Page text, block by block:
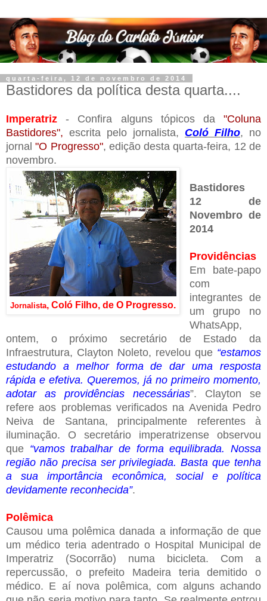
quarta-feira, 12 de novembro de 2014
Bastidores da política desta quarta....
Imperatriz- Confira alguns tópicos da"Coluna
Bastidores", escrita pelo jornalista, Coló Filho, no
jornal"O Progresso", edição desta quarta-feira, 12 de
novembro.
Jornalista, Coló Filho, de O Progresso.
Bastidores
12 de
Novembro de
2014
Providências
Em bate-papo
com
integrantes de
um grupo no
WhatsApp,
ontem, o próximo secretário de Estado da
Infraestrutura, Clayton Noleto, revelou que “estamos
estudando a melhor forma de dar uma resposta
rápida e efetiva. Queremos, já no primeiro momento,
adotar as providências necessárias”. Clayton se
refere aos problemas verificados na Avenida Pedro
Neiva de Santana, principalmente referentes à
iluminação. O secretário imperatrizense observou
que “vamos trabalhar de forma equilibrada. Nossa
região não precisa ser privilegiada. Basta que tenha
a sua importância econômica, social e política
devidamente reconhecida”.
Polêmica
Causou uma polêmica danada a informação de que
um médico teria adentrado o Hospital Municipal de
Imperatriz (Socorrão) numa bicicleta. Com a
repercussão, o prefeito Madeira teria demitido o
médico. E aí nova polêmica, com alguns achando